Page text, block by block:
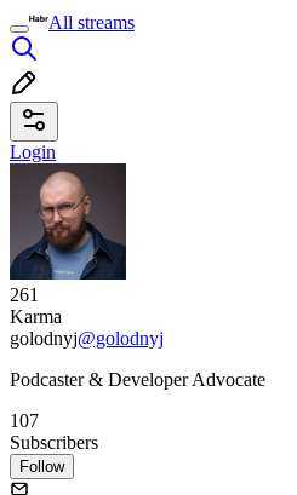
All streams
Login
261
Karma
golodnyj@golodnyj
Podcaster & Developer Advocate
107
Subscribers
Follow